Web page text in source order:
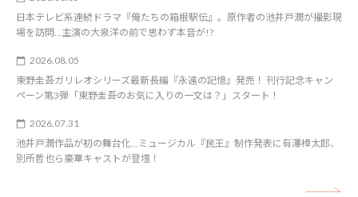
日本テレビ系連続ドラマ『俺たちの箱根駅伝』。原作者の池井戸潤が撮影現
場を訪問…主演の大泉洋の前で思わず本音が!?
2026.08.05
東野圭吾ガリレオシリーズ最新長編『永遠の記憶』発売！ 刊行記念キャン
ペーン第3弾「東野圭吾のお気に入りの一文は？」スタート！
2026.07.31
池井戸潤作品が初の舞台化…ミュージカル『民王』制作発表に有澤樟太郎、
別所哲也ら豪華キャストが登壇！